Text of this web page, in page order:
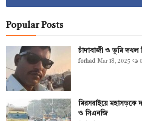
Popular Posts
চাঁদাবাজী ও ভূমি দখল
forhad Mar 18, 2025 0
মিরসরাইয়ে মহাসড়কে
ও সিএনজি